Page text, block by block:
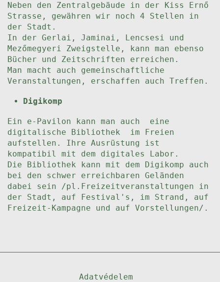
Neben den Zentralgebäude in der Kiss Ernő
Strasse, gewähren wir noch 4 Stellen in
der Stadt.
In der Gerlai, Jaminai, Lencsesi und
Mezőmegyeri Zweigstelle, kann man ebenso
Bücher und Zeitschriften erreichen.
Man macht auch gemeinschaftliche
Veranstaltungen, erschaffen auch Treffen.
Digikomp
Ein e-Pavilon kann man auch eine
digitalische Bibliothek im Freien
aufstellen. Ihre Ausrüstung ist
kompatibil mit dem digitales Labor.
Die Bibliothek kann mit dem Digikomp auch
bei den schwer erreichbaren Geländen
dabei sein /pl.Freizeitveranstaltungen in
der Stadt, auf Festival's, im Strand, auf
Freizeit-Kampagne und auf Vorstellungen/.
Adatvédelem